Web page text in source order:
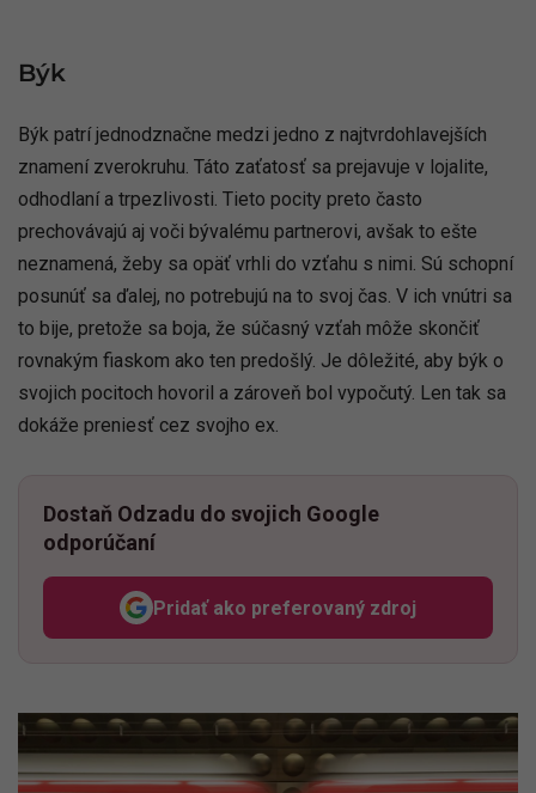
Býk
Býk patrí jednodznačne medzi jedno z najtvrdohlavejších
znamení zverokruhu. Táto zaťatosť sa prejavuje v lojalite,
odhodlaní a trpezlivosti. Tieto pocity preto často
prechovávajú aj voči bývalému partnerovi, avšak to ešte
neznamená, žeby sa opäť vrhli do vzťahu s nimi. Sú schopní
posunúť sa ďalej, no potrebujú na to svoj čas. V ich vnútri sa
to bije, pretože sa boja, že súčasný vzťah môže skončiť
rovnakým fiaskom ako ten predošlý. Je dôležité, aby býk o
svojich pocitoch hovoril a zároveň bol vypočutý. Len tak sa
dokáže preniesť cez svojho ex.
Dostaň Odzadu do svojich Google
odporúčaní
Pridať ako preferovaný zdroj
Odzadu, odkaz sa otvorí v